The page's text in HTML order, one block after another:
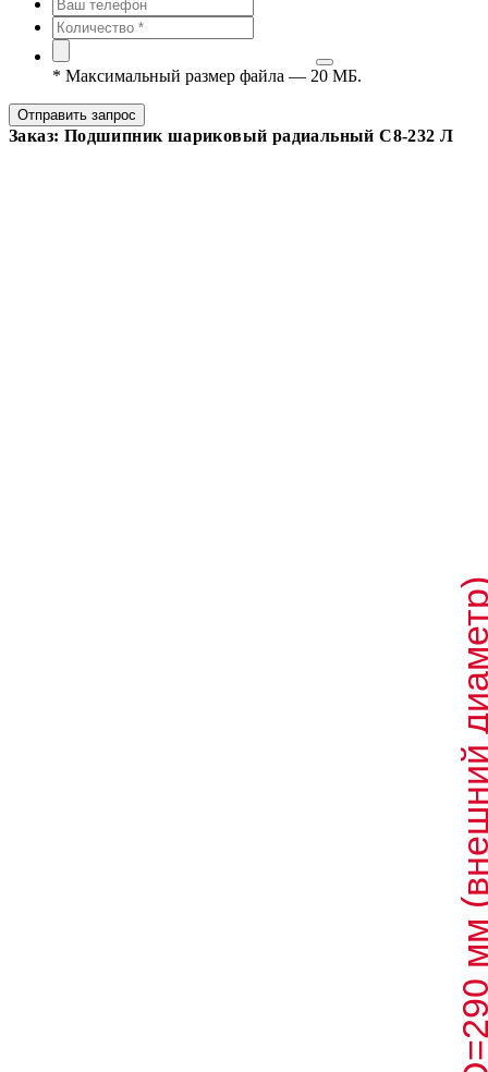
* Максимальный размер файла — 20 МБ.
Отправить запрос
Заказ: Подшипник шариковый радиальный С8-232 Л